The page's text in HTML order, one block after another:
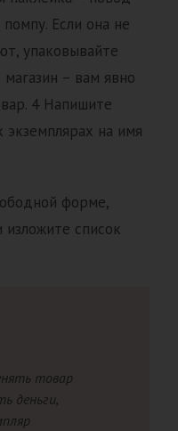
Если она не
упаковывайте
– вам явно
4 Напишите
экземплярах на имя
форме,
список
товар
деньги,